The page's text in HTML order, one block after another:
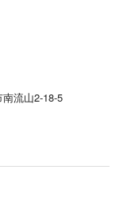
流山2-18-5